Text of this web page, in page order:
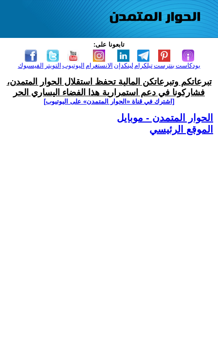
تابعونا على:
الفيسبوك التويتر اليوتيوب الانستغرام لينكدإن تيلكرامبنترست بودكاست
تبرعاتكم وتبرعاتكن المالية تحفظ استقلال الحوار المتمدن،
فشاركونا في دعم استمرارية هذا الفضاء اليساري الحر
[اشترك في قناة ‫«الحوار المتمدن» على اليوتيوب]
الحوار المتمدن - موبايل
الموقع الرئيسي